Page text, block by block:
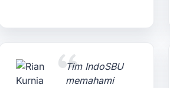
Tim IndoSBU
memahami